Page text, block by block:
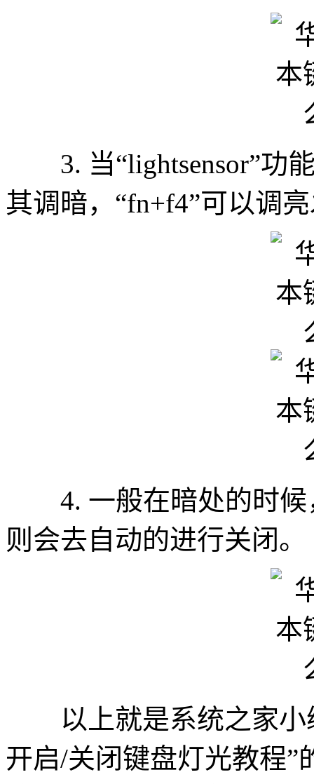
3. 当“lightsensor”功能
其调暗，“fn+f4”可以调
4. 一般在暗处的时候
则会去自动的进行关闭。
以上就是系统之家小
开启/关闭键盘灯光教程”